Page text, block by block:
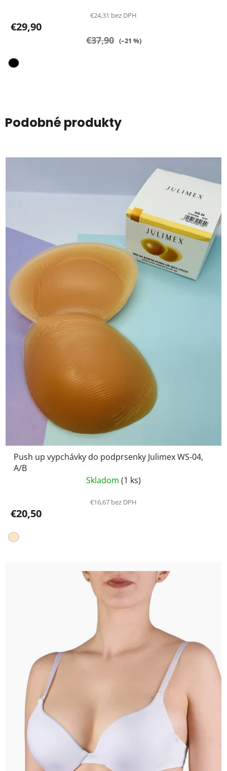
€24,31 bez DPH
€29,90
€37,90 (–21 %)
Podobné produkty
Push up vypchávky do podprsenky Julimex WS-04,
A/B
Skladom (1 ks)
€16,67 bez DPH
€20,50